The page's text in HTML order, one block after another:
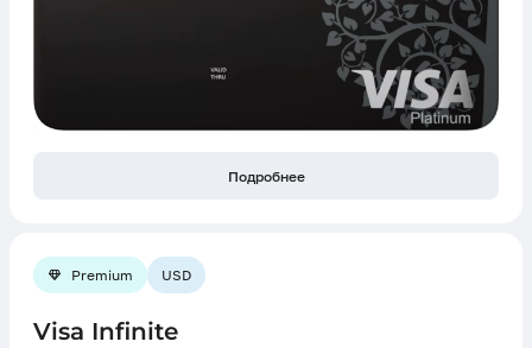
Подробнее
Premium USD
Visa Infinite